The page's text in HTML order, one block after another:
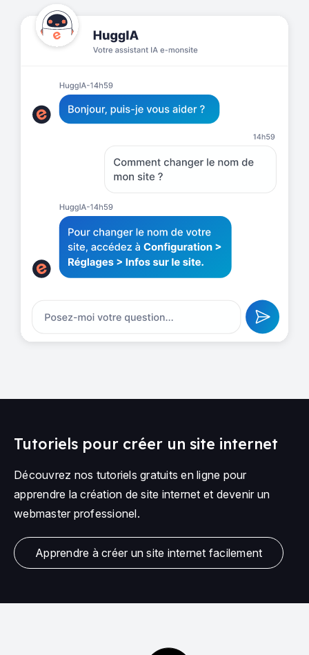
Tutoriels pour créer un site internet
Découvrez nos tutoriels gratuits en ligne pour
apprendre la création de site internet et devenir un
webmaster professionel.
Apprendre à créer un site internet facilement